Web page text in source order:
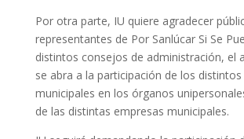
Por otra parte, IU quiere agradecer
representantes de Por Sanlúcar Si Se
distintos consejos de administración, el
se abra a la participación de los
municipales en los órganos
de las distintas empresas municipales.